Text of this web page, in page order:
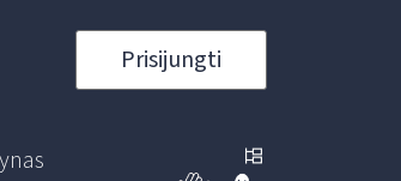
Prisijungti